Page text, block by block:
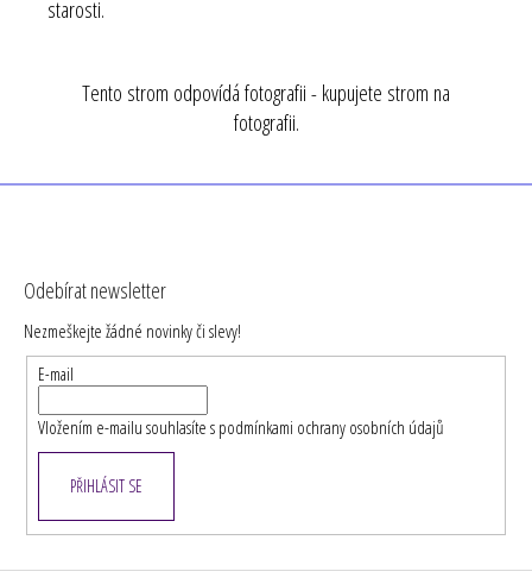
starosti.
Tento strom odpovídá fotografii - kupujete strom na
fotografii.
Odebírat newsletter
Nezmeškejte žádné novinky či slevy!
E-mail
Vložením e-mailu souhlasíte spodmínkami ochrany osobních údajů
PŘIHLÁSIT SE